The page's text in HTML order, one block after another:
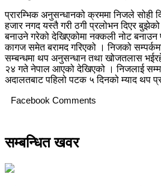
प्रारम्भिक अनुसन्धानको क्रममा निजले सोही
हजार नगद यस्तै गरी ठगी प्रलोभन दिएर
बनाउने गरेको देखिएकोमा नक्कली नोट
कागज समेत बरामद गरिएको । निजको
सम्बन्धमा थप अनुसन्धान तथा खोजतलास
२४ गते नेपाल आएको देखिएको । निजलाई
अदालतबाट पहिलो पटक ५ दिनको म्याद थप
Facebook Comments
सम्बन्धित खवर